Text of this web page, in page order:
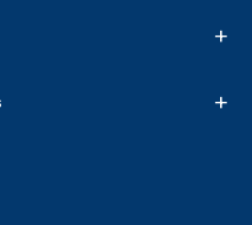
+
+